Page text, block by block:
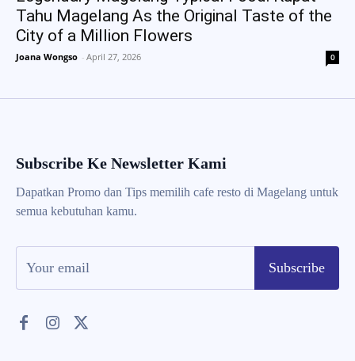
Tahu Magelang As the Original Taste of the
City of a Million Flowers
Joana Wongso - April 27, 2026 0
Subscribe Ke Newsletter Kami
Dapatkan Promo dan Tips memilih cafe resto di Magelang untuk
semua kebutuhan kamu.
Subscribe